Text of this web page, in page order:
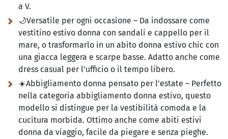
a V.
🌙Versatile per ogni occasione – Da indossare come
vestitino estivo donna con sandali e cappello per il
mare, o trasformarlo in un abito donna estivo chic con
una giacca leggera e scarpe basse. Adatto anche come
dress casual per l’ufficio o il tempo libero.
☀️Abbigliamento donna pensato per l’estate – Perfetto
nella categoria abbigliamento donna estivo, questo
modello si distingue per la vestibilità comoda e la
cucitura morbida. Ottimo anche come abiti estivi
donna da viaggio, facile da piegare e senza pieghe.